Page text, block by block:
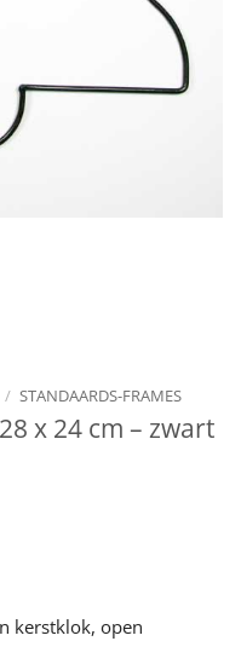
/ STANDAARDS-FRAMES
x 24 cm – zwart
kerstklok, open